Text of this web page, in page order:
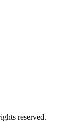
reserved.